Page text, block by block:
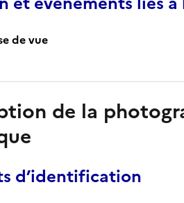
de vue
de la
d’identification